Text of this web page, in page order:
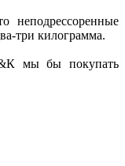
неподрессоренные
три килограмма.
мы бы покупать